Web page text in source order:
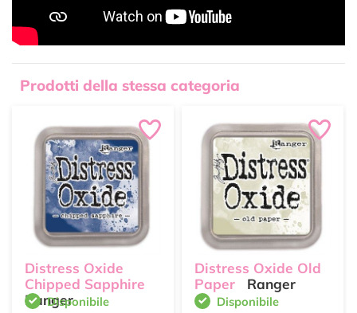
Prodotti della stessa categoria
Distress Oxide
Chipped Sapphire
Ranger
Disponibile
Distress Oxide Old
Paper
Ranger
Disponibile